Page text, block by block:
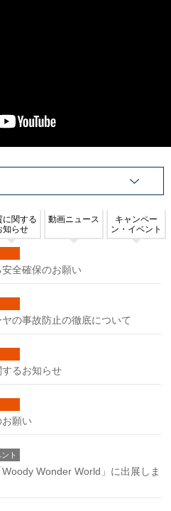
に関する
知らせ
動画ニュース
キャンペー
ン・イベント
全確保のお願い
の事故防止の徹底について
るお知らせ
願い
ト
Wonder World」に出展しま